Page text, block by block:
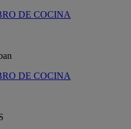
DE COCINA
DE COCINA